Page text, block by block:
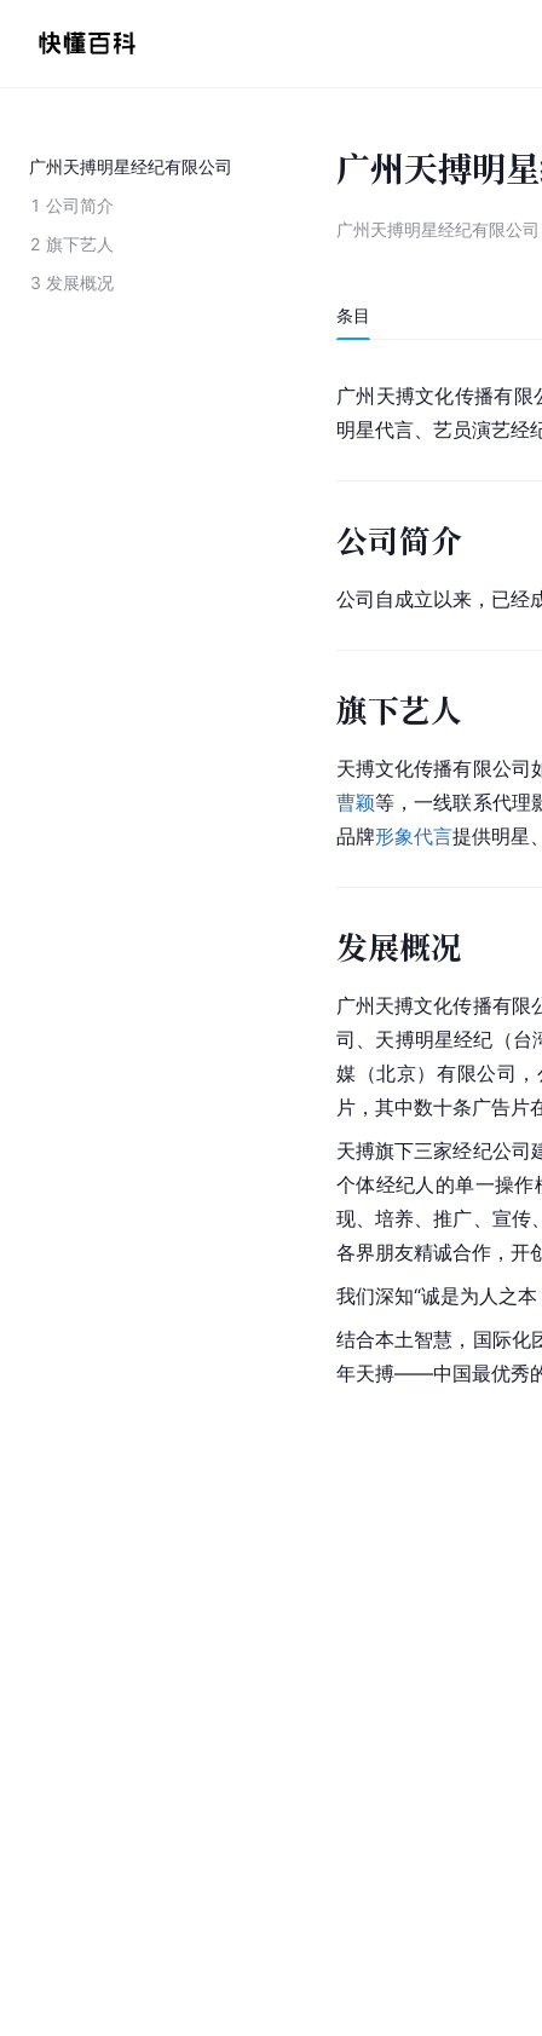
广州天搏明星经纪有限公司
1 公司简介
2 旗下艺人
3 发展概况
广州天搏明
广州天搏明星经纪有限公司
条目
广州天搏文化传播有
明星代言、艺员演艺经
公司简介
公司自成立以来，已经
旗下艺人
天搏文化传播有限公司
曹颖等，一线联系代理
品牌形象代言提供明星
发展概况
广州天搏文化传播有限
司、天搏明星经纪（
媒（北京）有限公司
片，其中数十条广告片
天搏旗下三家经纪公司
个体经纪人的单一操
现、培养、推广、宣传
各界朋友精诚合作，开
我们深知“诚是为人之
结合本土智慧，国际化
年天搏——中国最优秀